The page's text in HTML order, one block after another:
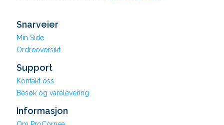
Snarveier
Min Side
Ordreoversikt
Support
Kontakt oss
Besøk og varelevering
Informasjon